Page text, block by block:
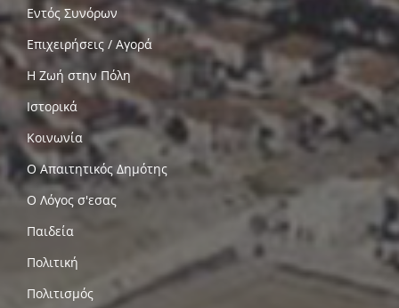
Εντός Συνόρων
Επιχειρήσεις / Αγορά
Η Ζωή στην Πόλη
Ιστορικά
Κοινωνία
Ο Απαιτητικός Δημότης
Ο Λόγος σ'εσας
Παιδεία
Πολιτική
Πολιτισμός